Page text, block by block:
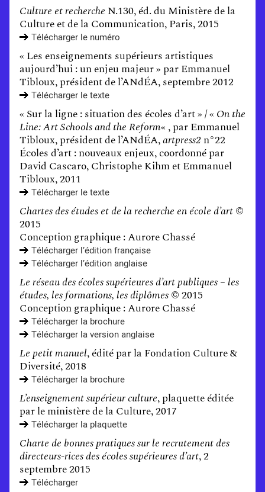
Culture et recherche N.130, éd. du Ministère de la
Culture et de la Communication, Paris, 2015
Télécharger le numéro
« Les enseignements supérieurs artistiques
aujourd’hui : un enjeu majeur » par Emmanuel
Tibloux, président de l’ANdÉA, septembre 2012
Télécharger le texte
« Sur la ligne : situation des écoles d’art » / « On the
Line: Art Schools and the Reform« , par Emmanuel
Tibloux, président de l’ANdÉA,artpress2n°22
Écoles d’art : nouveaux enjeux, coordonné par
David Cascaro, Christophe Kihm et Emmanuel
Tibloux, 2011
Télécharger le texte
Chartes des études et de la recherche en école d’art©
2015
Conception graphique : Aurore Chassé
Télécharger l’édition française
Télécharger l’édition anglaise
Le réseau des écoles supérieures d’art publiques – les
études, les formations, les diplômes© 2015
Conception graphique : Aurore Chassé
Télécharger la brochure
Télécharger la version anglaise
Le petit manuel, édité par la Fondation Culture &
Diversité, 2018
Télécharger la brochure
L’enseignement supérieur culture, plaquette éditée
par le ministère de la Culture, 2017
Télécharger la plaquette
Charte de bonnes pratiques sur le recrutement des
directeurs-rices des écoles supérieures d’art, 2
septembre 2015
Télécharger